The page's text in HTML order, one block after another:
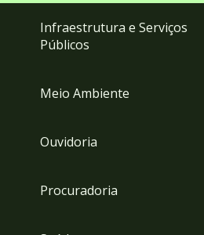
Infraestrutura e Serviços
Públicos
Meio Ambiente
Ouvidoria
Procuradoria